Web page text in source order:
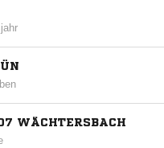
WÄCHTERSBACH